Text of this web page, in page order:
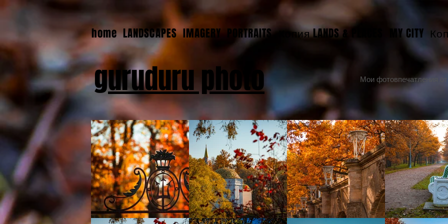
home LANDSCAPES IMAGERY PORTRAITS Копия LANDS & PLACES MY CITY
guruduru photo Мои фотовпечатления от